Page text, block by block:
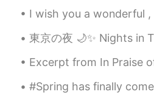
I wish you a wonderful , beautiful and an awesome day
東京の夜 🌙✨ Nights in Tokyo. セブンイレブンからのお気に入りのアルコー
Excerpt from In Praise of Shadows by Jun'ichirō
#Spring has finally come and this weekend is gonna be